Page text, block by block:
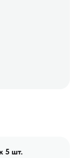
5 шт.